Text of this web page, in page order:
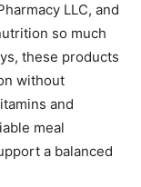
LLC, and
so much
these products
without
and
meal
a balanced